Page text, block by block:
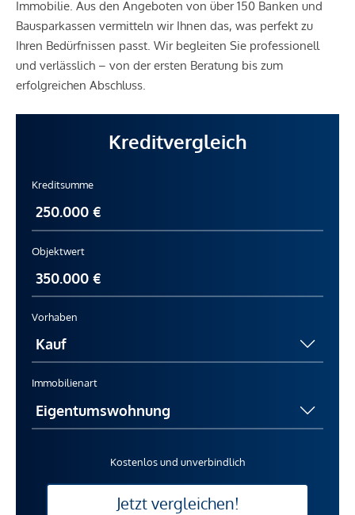
Immobilie. Aus den Angeboten von über 150 Banken und
Bausparkassen vermitteln wir Ihnen das, was perfekt zu
Ihren Bedürfnissen passt. Wir begleiten Sie professionell
und verlässlich – von der ersten Beratung bis zum
erfolgreichen Abschluss.
Kreditvergleich
Kreditsumme
Objektwert
Vorhaben
Immobilienart
Kostenlos und unverbindlich
Jetzt vergleichen!